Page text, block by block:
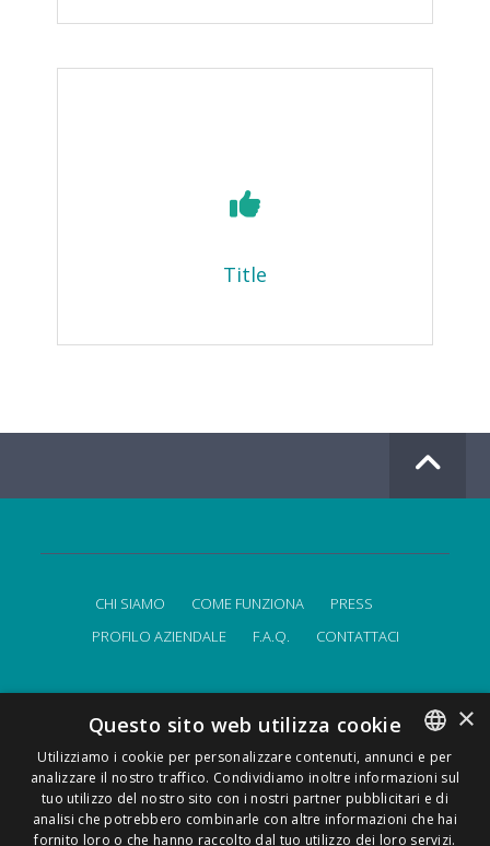
Title
CHI SIAMO COME FUNZIONA
PRESS
PROFILO AZIENDALE
F.A.Q. CONTATTACI
FindMyLost S.r.l © 2026 | Tutti i diritti sono riservati | P.IVA
Informativa sulla privacy|T&C| byFindMyLost Team.
Made with
in Milan.
ENGLISH
ITALIAN
×
Questo sito web utilizza cookie
Utilizziamo i cookie per personalizzare contenuti, annunci e per
analizzare il nostro traffico. Condividiamo inoltre informazioni sul
tuo utilizzo del nostro sito con i nostri partner pubblicitari e di
analisi che potrebbero combinarle con altre informazioni che hai
fornito loro o che hanno raccolto dal tuo utilizzo dei loro servizi.